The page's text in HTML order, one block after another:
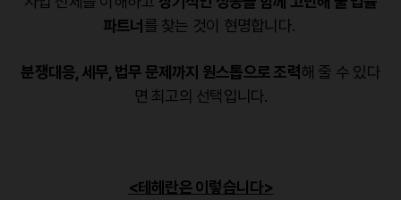
파트너를 찾는 것이 현명합니다.
분쟁대응, 세무, 법무 문제까지 원스톱으로 조력해 줄 수 있다
면 최고의 선택입니다.
<테헤란은 이렇습니다>